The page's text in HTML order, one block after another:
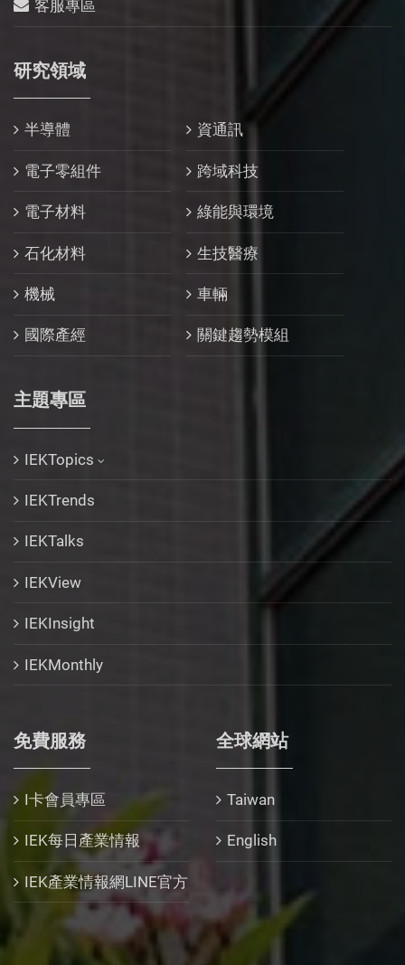
客服專區
研究領域
半導體 資通訊
電子零組件 跨域科技
電子材料 綠能與環境
石化材料 生技醫療
機械 車輛
國際產經 關鍵趨勢模組
主題專區
IEKTopics
IEKTrends
IEKTalks
IEKView
IEKInsight
IEKMonthly
免費服務
I卡會員專區
IEK每日產業情報
IEK產業情報網LINE官方
全球網站
Taiwan
English